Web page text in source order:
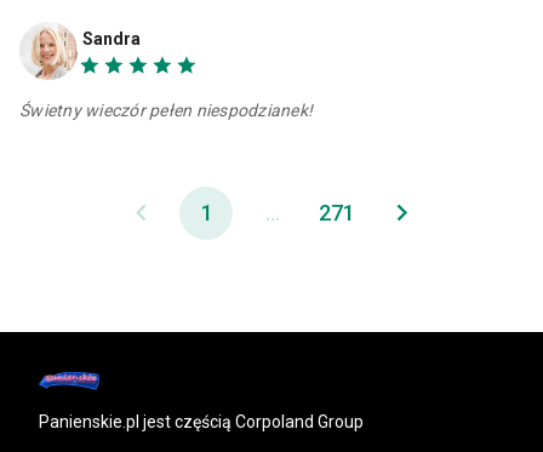
Sandra
Świetny wieczór pełen niespodzianek!
1 ... 271
panienskie.pl jest częścią Corpoland Group